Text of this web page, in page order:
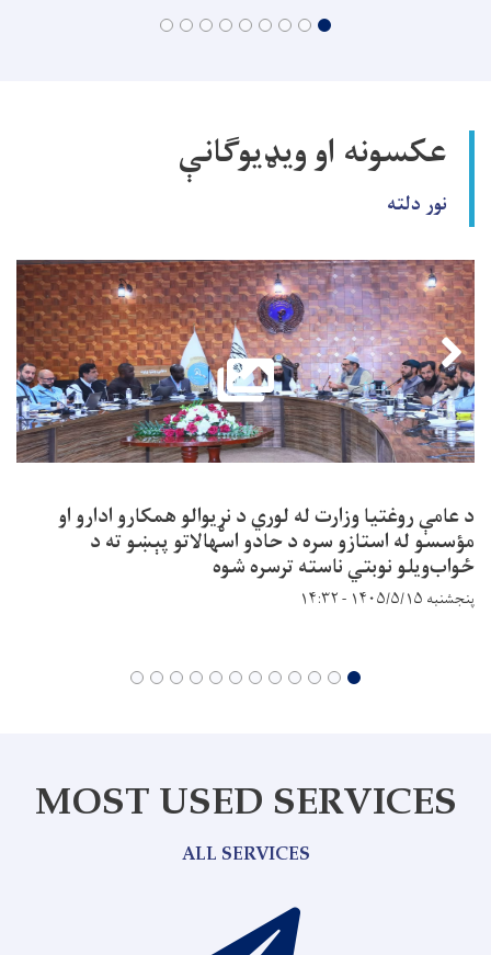
عکسونه او ویډیوګانې
نور دلته
د عامې روغتيا وزارت له لوري د نړيوالو همکارو ادارو او
مؤسسو له استازو سره د حادو اسهالاتو پېښو ته د
ځواب‌ویلو نوبتي ناسته ترسره شوه
پنجشنبه ۱۴۰۵/۵/۱۵ - ۱۴:۳۲
MOST USED SERVICES
ALL SERVICES